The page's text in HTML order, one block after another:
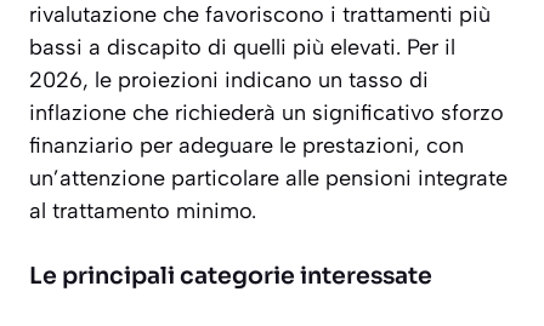
rivalutazione che favoriscono i trattamenti più
bassi a discapito di quelli più elevati. Per il
2026, le proiezioni indicano un tasso di
inflazione che richiederà un significativo sforzo
finanziario per adeguare le prestazioni, con
un’attenzione particolare alle pensioni integrate
al trattamento minimo.
Le principali categorie interessate